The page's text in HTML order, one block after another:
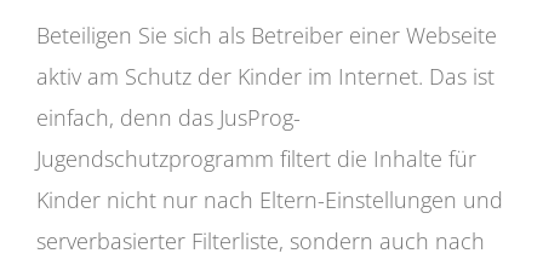
Beteiligen Sie sich als Betreiber einer Webseite
aktiv am Schutz der Kinder im Internet. Das ist
einfach, denn das JusProg-
Jugendschutzprogramm filtert die Inhalte für
Kinder nicht nur nach Eltern-Einstellungen und
serverbasierter Filterliste, sondern auch nach